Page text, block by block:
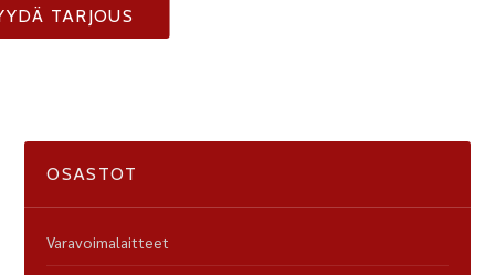
TARJOUS
OSASTOT
Varavoimalaitteet